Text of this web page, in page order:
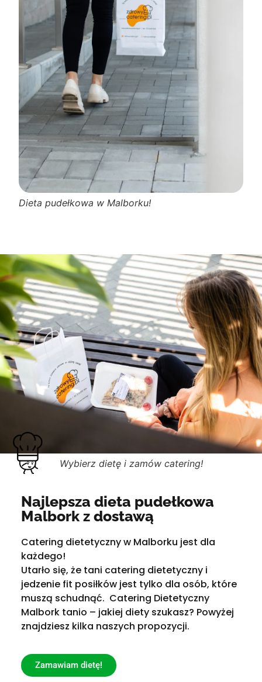
Dieta pudełkowa w Malborku!
Wybierz dietę i zamów catering!
Najlepsza dieta pudełkowa
Malbork z dostawą
Catering dietetyczny w Malborku jest dla
każdego!
Utarło się, że tani catering dietetyczny i
jedzenie fit posiłków jest tylko dla osób, które
muszą schudnąć. Catering Dietetyczny
Malbork tanio – jakiej diety szukasz? Powyżej
znajdziesz kilka naszych propozycji.
Zamawiam dietę!